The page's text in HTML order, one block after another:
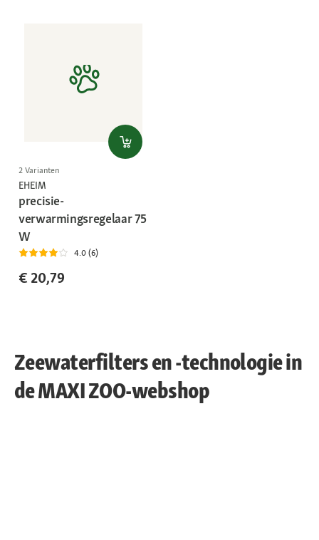
2 Varianten
EHEIM
precisie-
verwarmingsregelaar 75
W
4.0 (6)
€ 20,79
Zeewaterfilters en -technologie in
de MAXI ZOO-webshop